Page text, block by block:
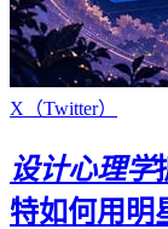
X（Twitter）
设计心理学
特如何用明